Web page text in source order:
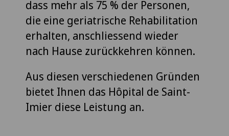
dass mehr als 75 % der Personen,
die eine geriatrische Rehabilitation
erhalten, anschliessend wieder
nach Hause zurückkehren können.
Aus diesen verschiedenen Gründen
bietet Ihnen das Hôpital de Saint-
Imier diese Leistung an.